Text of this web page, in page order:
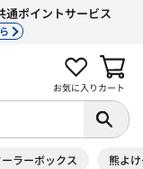
通ポイントサービス
お気に入り カート
ーラーボックス 熊よ